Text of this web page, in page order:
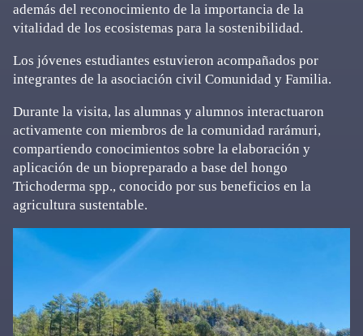
además del reconocimiento de la importancia de la
vitalidad de los ecosistemas para la sostenibilidad.
Los jóvenes estudiantes estuvieron acompañados por
integrantes de la asociación civil Comunidad y Familia.
Durante la visita, las alumnas y alumnos interactuaron
activamente con miembros de la comunidad rarámuri,
compartiendo conocimientos sobre la elaboración y
aplicación de un biopreparado a base del hongo
Trichoderma spp., conocido por sus beneficios en la
agricultura sustentable.